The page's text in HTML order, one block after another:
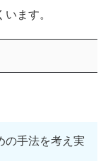
ます。
の手法を考え実